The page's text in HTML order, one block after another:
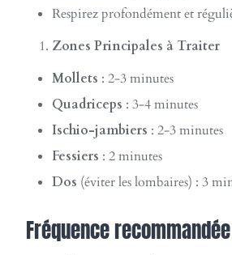
Respirez profondément et
Zones Principales à Traiter
Mollets : 2-3 minutes
Quadriceps : 3-4 minutes
Ischio-jambiers : 2-3 minutes
Fessiers : 2 minutes
Dos (éviter les lombaires) : 3
Fréquence recommandée